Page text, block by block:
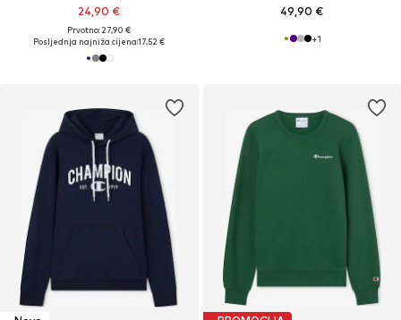
24,90 €
Prvotno: 27,90 €
Posljednja najniža cijena:17,52 €
49,90 €
+1